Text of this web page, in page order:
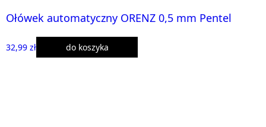
Ołówek automatyczny ORENZ 0,5 mm Pentel
32,99 zł do koszyka